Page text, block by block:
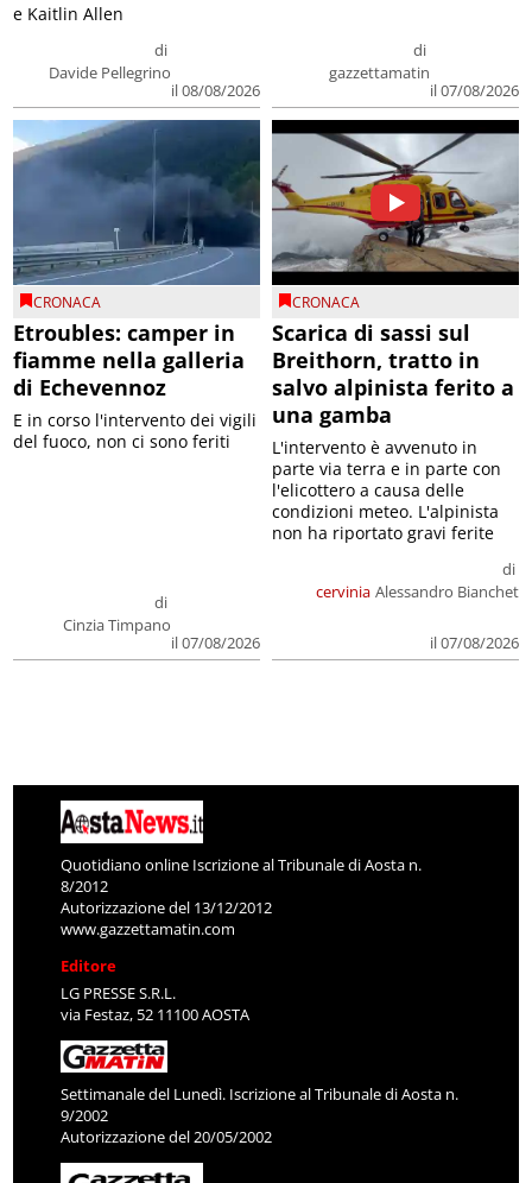
di
Davide Pellegrino
il 08/08/2026
e Kaitlin Allen
di
gazzettamatin
il 07/08/2026
CRONACA
Etroubles: camper in
fiamme nella galleria
di Echevennoz
di
Cinzia Timpano
il 07/08/2026
E in corso l'intervento dei vigili
del fuoco, non ci sono feriti
CRONACA
Scarica di sassi sul
Breithorn, tratto in
salvo alpinista ferito a
una gamba
cervinia
di
Alessandro Bianchet
il 07/08/2026
L'intervento è avvenuto in
parte via terra e in parte con
l'elicottero a causa delle
condizioni meteo. L'alpinista
non ha riportato gravi ferite
Quotidiano online Iscrizione al Tribunale di Aosta n.
8/2012
Autorizzazione del 13/12/2012
www.gazzettamatin.com
Editore
LG PRESSE S.R.L.
via Festaz, 52 11100 AOSTA
Settimanale del Lunedì. Iscrizione al Tribunale di Aosta n.
9/2002
Autorizzazione del 20/05/2002